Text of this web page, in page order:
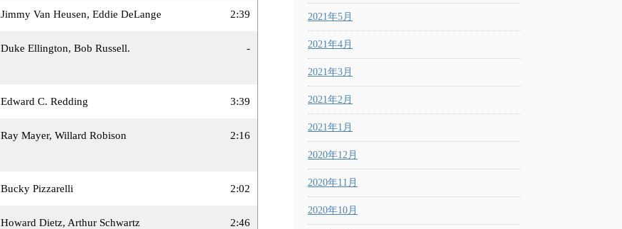
Jimmy Van Heusen, Eddie DeLange 2:39
Duke Ellington, Bob Russell. -
Edward C. Redding 3:39
Ray Mayer, Willard Robison 2:16
Bucky Pizzarelli 2:02
Howard Dietz, Arthur Schwartz 2:46
2021年5月
2021年4月
2021年3月
2021年2月
2021年1月
2020年12月
2020年11月
2020年10月